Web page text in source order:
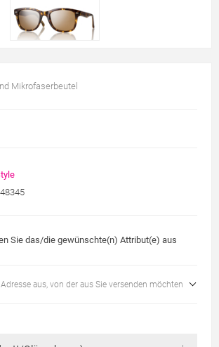
Mikrofaserbeutel
Sie das/die gewünschte(n) Attribut(e) aus
aus, von der aus Sie versenden möchten